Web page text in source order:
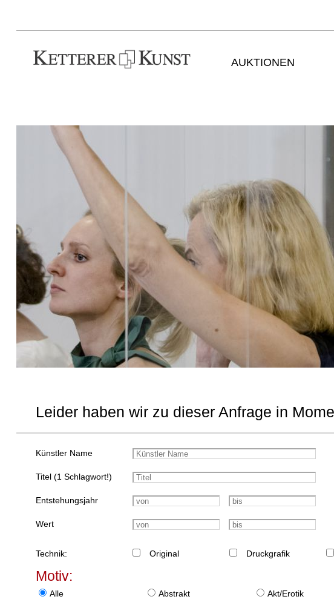
AUKTIONEN
Leider haben wir zu dieser Anfrage in
Künstler Name
Titel (1 Schlagwort!)
Entstehungsjahr
Wert
Technik: Original Druckgrafik
Motiv:
Alle Abstrakt Akt/Erotik